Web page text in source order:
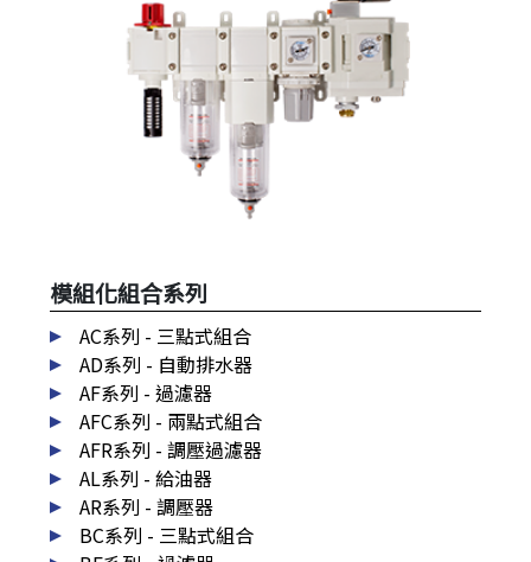
模組化組合系列
AC系列 - 三點式組合
AD系列 - 自動排水器
AF系列 - 過濾器
AFC系列 - 兩點式組合
AFR系列 - 調壓過濾器
AL系列 - 給油器
AR系列 - 調壓器
BC系列 - 三點式組合